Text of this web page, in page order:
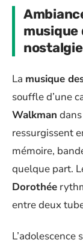
musique
nostalgie
La musique
souffle d’une
Walkman
ressurgissent
mémoire,
quelque part.
Dorothée
entre deux
L’adolescence